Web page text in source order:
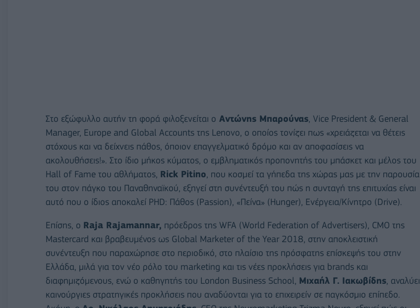
Στο εξώφυλλο αυτήν τη φορά φιλοξενείται ο Αντώνης Μπαρούνας , Vice President & General
Manager, Europe and Global Αccounts της Lenovo, o οποίος τονίζει πως «χρειάζεται να θέτεις
στόχους και να δείχνεις πάθος, όποιον επαγγελματικό δρόμο και αν αποφασίσεις να
ακολουθήσεις!». Στο ίδιο μήκος κύματος, ο εμβληματικός προπονητής του μπάσκετ και μέλος του
Hall of Fame του αθλήματος, Rick Pitino , που κοσμεί τα γήπεδα της χώρας μας με την παρουσία
του στον πάγκο του Παναθηναϊκού, εξηγεί στη συνέντευξή του πώς η συνταγή της επιτυχίας είναι
αυτό που ο ίδιος αποκαλεί PHD: Πάθος (Passion), «Πείνα» (Ηunger), Ενέργεια/Κίνητρο (Drive).
Επίσης, ο Raja Rajamannar, πρόεδρος της WFA (World Federation of Advertisers), CMO της
Mastercard και βραβευμένος ως Global Μarketer of the Year 2018, στην αποκλειστική
συνέντευξη που παραχώρησε στο περιοδικό, στο πλαίσιο της πρόσφατης επίσκεψής του στην
Ελλάδα, μιλά για τον νέο ρόλο του marketing και τις νέες προκλήσεις για brands και
διαφημιζόμενους, ενώ ο καθηγητής του London Βusiness School, Μιχαήλ Γ. Ιακωβίδης , αναλύει
καινούργιες στρατηγικές προκλήσεις που αναδύονται για το επιχειρείν σε παγκόσμιο επίπεδο.